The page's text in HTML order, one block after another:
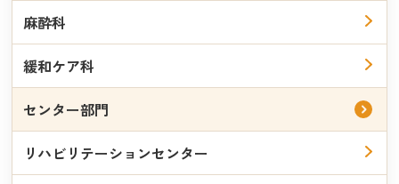
専門領域・得意分野
関節外科（股・膝・足）
関節リウマチ
小児整形外科
麻酔科
緩和ケア科
センター部門
リハビリテーションセンター